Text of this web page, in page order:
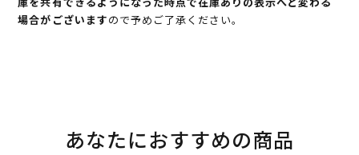
場合がございますので予めご了承ください。
あなたにおすすめの商品